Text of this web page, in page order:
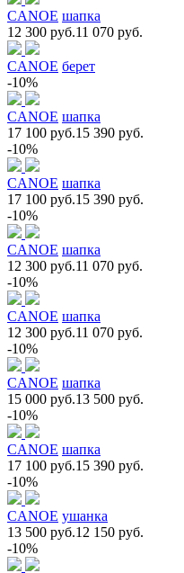
CANOE шапка
12 300 руб.11 070 руб.
CANOE берет
-10%
CANOE шапка
17 100 руб.15 390 руб.
-10%
CANOE шапка
17 100 руб.15 390 руб.
-10%
CANOE шапка
12 300 руб.11 070 руб.
-10%
CANOE шапка
12 300 руб.11 070 руб.
-10%
CANOE шапка
15 000 руб.13 500 руб.
-10%
CANOE шапка
17 100 руб.15 390 руб.
-10%
CANOE ушанка
13 500 руб.12 150 руб.
-10%